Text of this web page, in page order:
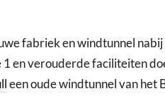
fabriek en windtunnel
en verouderde faciliteiten
een oude windtunnel van het